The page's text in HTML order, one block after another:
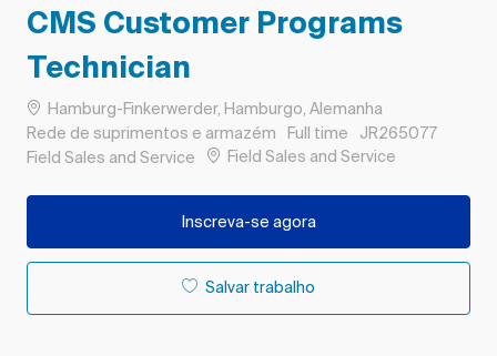
CMS Customer Programs
Technician
Localização
Hamburg-Finkerwerder, Hamburgo, Alemanha
Categoria
Rede de suprimentos e armazém Tipo de Trabalho
Full time ID do trabalho
JR265077
Field Sales and Service
Remote
Field Sales and Service
Inscreva-se agora
Salvar trabalho